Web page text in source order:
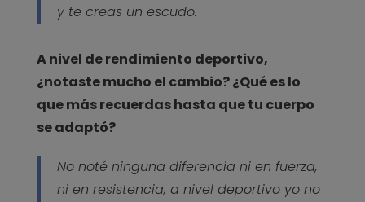
y te creas un escudo.
A nivel de rendimiento deportivo,
¿notaste mucho el cambio? ¿Qué es lo
que más recuerdas hasta que tu cuerpo
se adaptó?
No noté ninguna diferencia ni en fuerza,
ni en resistencia, a nivel deportivo yo no